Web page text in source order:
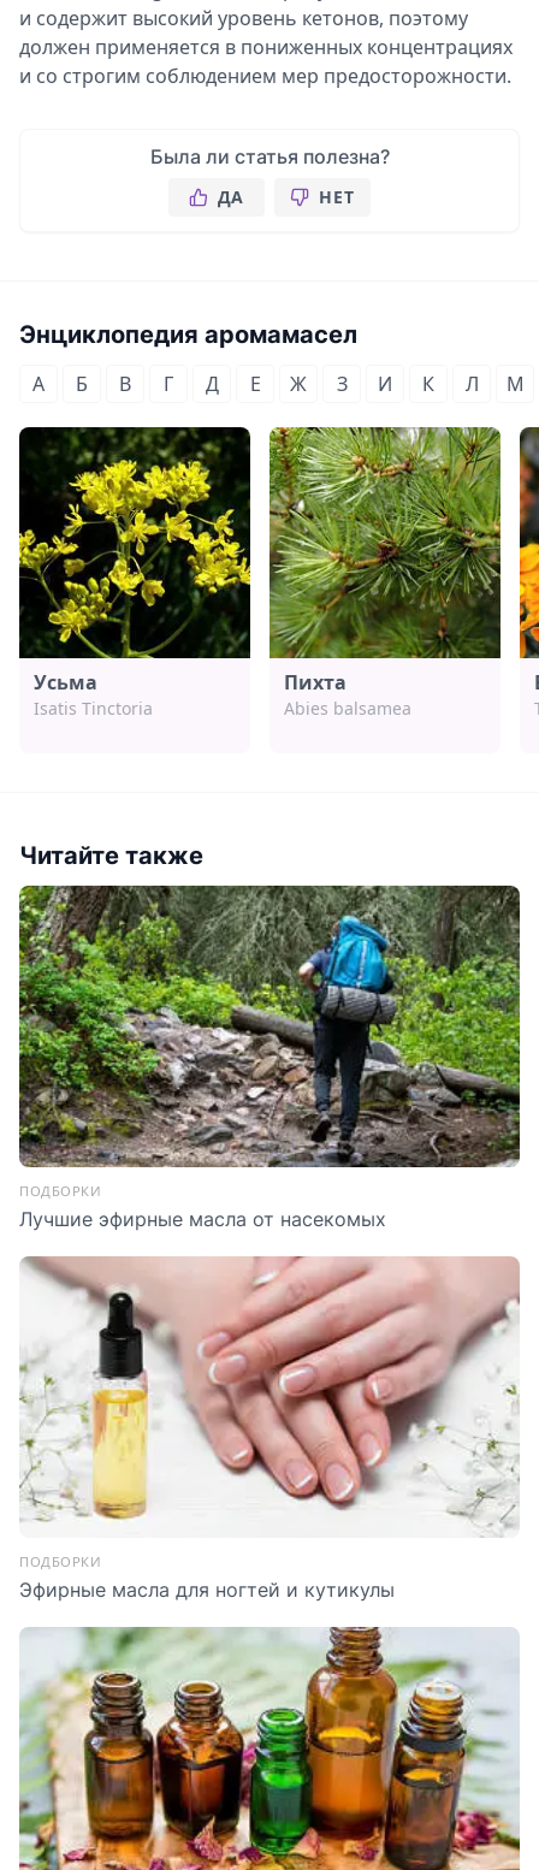
и содержит высокий уровень кетонов, поэтому
должен применяется в пониженных концентрациях
и со строгим соблюдением мер предосторожности.
Была ли статья полезна?
ДА НЕТ
Энциклопедия аромамасел
А Б В Г Д Е Ж З И К Л М
Усьма
Isatis Tinctoria
Пихта
Abies balsamea
Читайте также
ПОДБОРКИ
Лучшие эфирные масла от насекомых
ПОДБОРКИ
Эфирные масла для ногтей и кутикулы